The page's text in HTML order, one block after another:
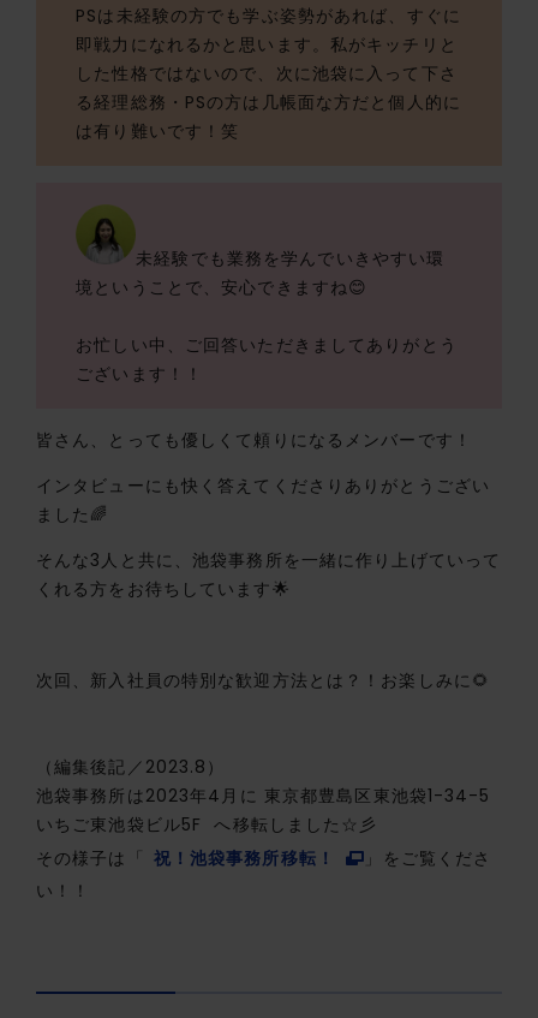
PSは未経験の方でも学ぶ姿勢があれば、すぐに
即戦力になれるかと思います。私がキッチリと
した性格ではないので、次に池袋に入って下さ
る経理総務・PSの方は几帳面な方だと個人的に
は有り難いです！笑
未経験でも業務を学んでいきやすい環
境ということで、安心できますね😊
お忙しい中、ご回答いただきましてありがとう
ございます！！
皆さん、とっても優しくて頼りになるメンバーです！
インタビューにも快く答えてくださりありがとうござい
ました🌈
そんな3人と共に、池袋事務所を一緒に作り上げていって
くれる方をお待ちしています🌟
次回、新入社員の特別な歓迎方法とは？！お楽しみに🌻
（編集後記／2023.8）
池袋事務所は2023年4月に 東京都豊島区東池袋1-34-5
いちご東池袋ビル5F へ移転しました☆彡
その様子は「
祝！池袋事務所移転！
」をご覧くださ
い！！